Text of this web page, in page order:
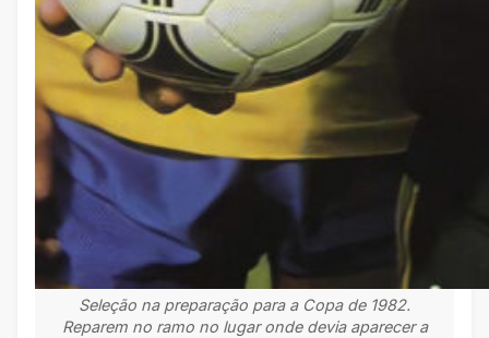
Seleção na preparação para a Copa de 1982.
Reparem no ramo no lugar onde devia aparecer a